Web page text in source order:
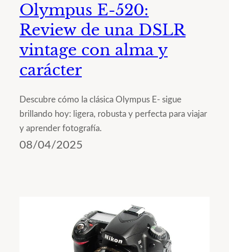
Olympus E-520:
Review de una DSLR
vintage con alma y
carácter
Descubre cómo la clásica Olympus E- sigue
brillando hoy: ligera, robusta y perfecta para viajar
y aprender fotografía.
08/04/2025